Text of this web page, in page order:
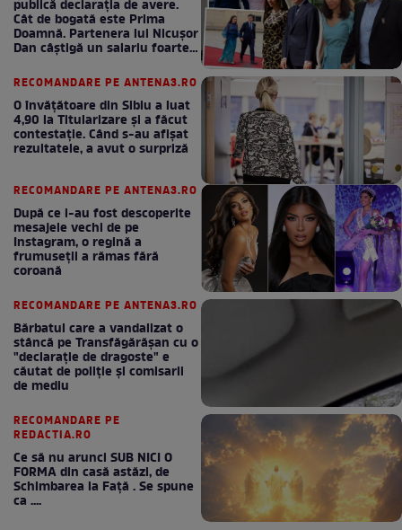
publică declarația de avere.
Cât de bogată este Prima
Doamnă. Partenera lui Nicușor
Dan câștigă un salariu foarte
RECOMANDARE PE ANTENA3.RO
O învățătoare din Sibiu a luat
4,90 la Titularizare și a făcut
contestație. Când s-au afișat
rezultatele, a avut o surpriză
RECOMANDARE PE ANTENA3.RO
După ce i-au fost descoperite
mesajele vechi de pe
Instagram, o regină a
frumuseții a rămas fără
coroană
RECOMANDARE PE ANTENA3.RO
Bărbatul care a vandalizat o
stâncă pe Transfăgărășan cu o
"declaraţie de dragoste" e
căutat de poliție și comisarii
de mediu
RECOMANDARE PE
REDACTIA.RO
Ce să nu arunci SUB NICI O
FORMA din casă astăzi, de
Schimbarea la Față . Se spune
ca ....